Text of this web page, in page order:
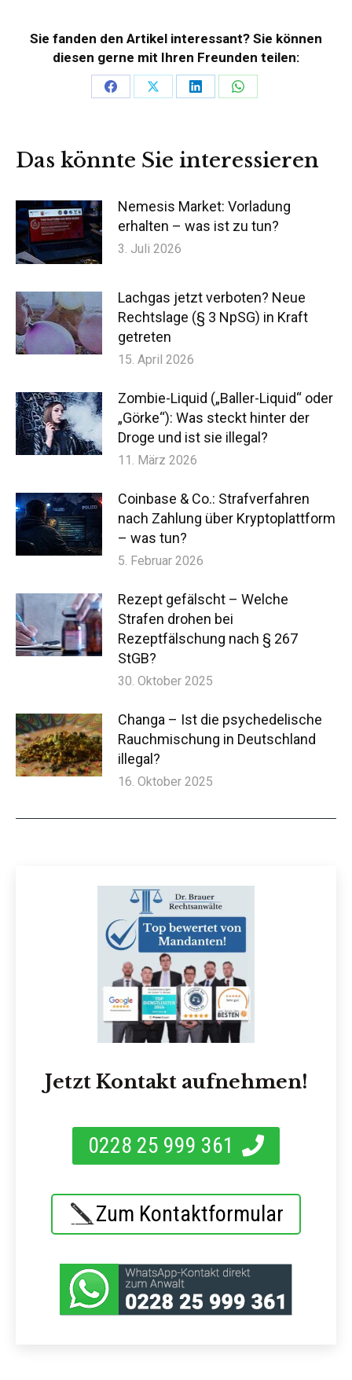
Sie fanden den Artikel interessant? Sie können
diesen gerne mit Ihren Freunden teilen:
Teilen
Teilen
Teilen
Teilen
Das könnte Sie interessieren
Nemesis Market: Vorladung
erhalten – was ist zu tun?
3. Juli 2026
Lachgas jetzt verboten? Neue
Rechtslage (§ 3 NpSG) in Kraft
getreten
15. April 2026
Zombie-Liquid („Baller-Liquid“ oder
„Görke“): Was steckt hinter der
Droge und ist sie illegal?
11. März 2026
Coinbase & Co.: Strafverfahren
nach Zahlung über Kryptoplattform
– was tun?
5. Februar 2026
Rezept gefälscht – Welche
Strafen drohen bei
Rezeptfälschung nach § 267
StGB?
30. Oktober 2025
Changa – Ist die psychedelische
Rauchmischung in Deutschland
illegal?
16. Oktober 2025
Jetzt Kontakt aufnehmen!
0228 25 999 361
Zum Kontaktformular